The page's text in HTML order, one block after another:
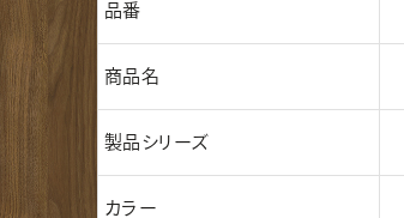
品番
商品名
製品シリーズ
カラー